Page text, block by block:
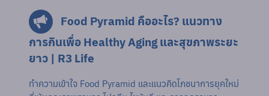
Food Pyramid คืออะไร? แนวทาง
การกินเพื่อ Healthy Aging และสุขภาพระยะ
ยาว | R3 Life
ทำความเข้าใจ Food Pyramid และแนวคิดโภชนาการยุคใหม่